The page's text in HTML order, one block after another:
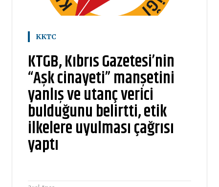
KKTC
KTGB, Kıbrıs Gazetesi’nin
“Aşk cinayeti” manşetini
yanlış ve utanç verici
bulduğunu belirtti, etik
ilkelere uyulması çağrısı
yaptı